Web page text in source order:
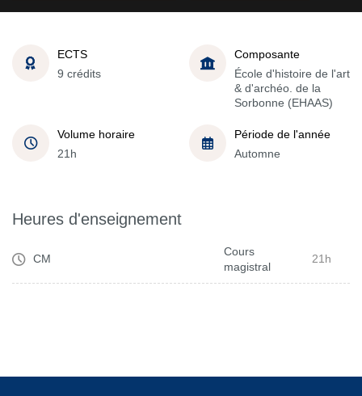
ECTS
9 crédits
Composante
École d'histoire de l'art
& d'archéo. de la
Sorbonne (EHAAS)
Volume horaire
21h
Période de l'année
Automne
Heures d'enseignement
CM
Cours
magistral
21h